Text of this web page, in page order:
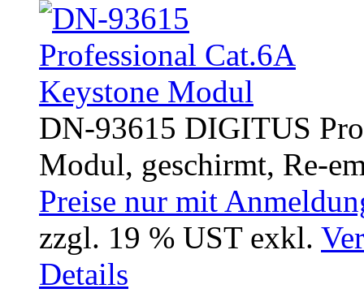
DN-93615 DIGITUS
Modul, geschirmt, Re-
Preise nur mit
zzgl. 19 % UST exkl.
Details